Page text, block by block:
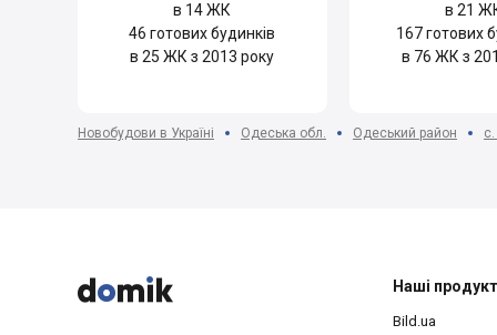
в 14 ЖК
46 готових будинків
в 25 ЖК з 2013 року
в 21
167готових
в 76 ЖК з
Новобудови в Україні Одеська обл. Одеський район


 Наші
Bild.ua